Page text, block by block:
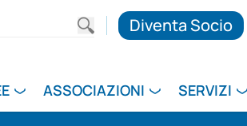
Diventa Socio
ASSOCIAZIONI SERVIZI